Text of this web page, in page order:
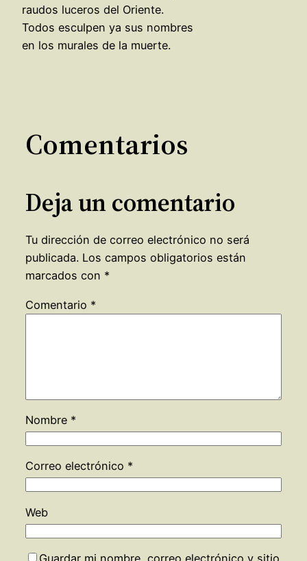
raudos luceros del Oriente.
Todos esculpen ya sus nombres
en los murales de la muerte.
Comentarios
Deja un comentario
Tu dirección de correo electrónico no será
publicada. Los campos obligatorios están
marcados con *
Comentario *
Nombre *
Correo electrónico *
Web